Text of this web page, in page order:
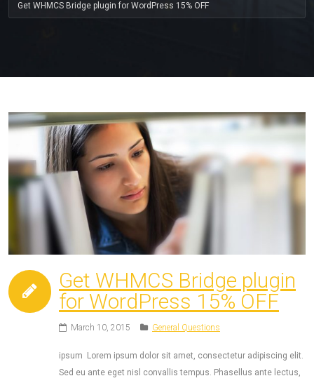
Get WHMCS Bridge plugin for WordPress 15% OFF
Get WHMCS Bridge plugin
for WordPress 15% OFF
March 10, 2015 General Questions
ipsum Lorem ipsum dolor sit amet, consectetur adipiscing elit.
Sed eu ante eget nisl convallis tempus. Phasellus ante lectus,